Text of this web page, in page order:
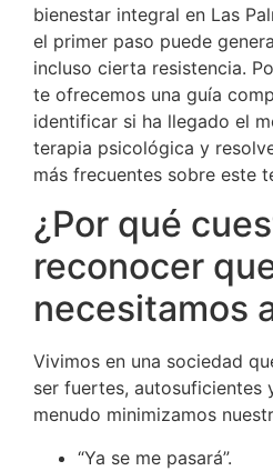
bienestar integral en Las
el primer paso puede
incluso cierta resistencia.
te ofrecemos una guía
identificar si ha llegado el
terapia psicológica y
más frecuentes sobre este
¿Por qué
reconocer
necesitamos
Vivimos en una sociedad
ser fuertes, autosuficientes
menudo minimizamos
“Ya se me pasará”.